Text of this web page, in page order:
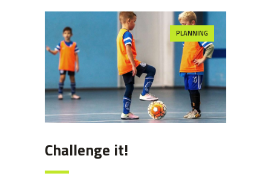
PLANNING
Challenge it!